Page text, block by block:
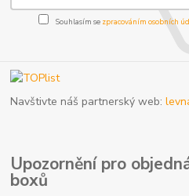
Souhlasím se zpracováním osobních
Navštivte náš partnerský web:
Upozornění pro
boxů